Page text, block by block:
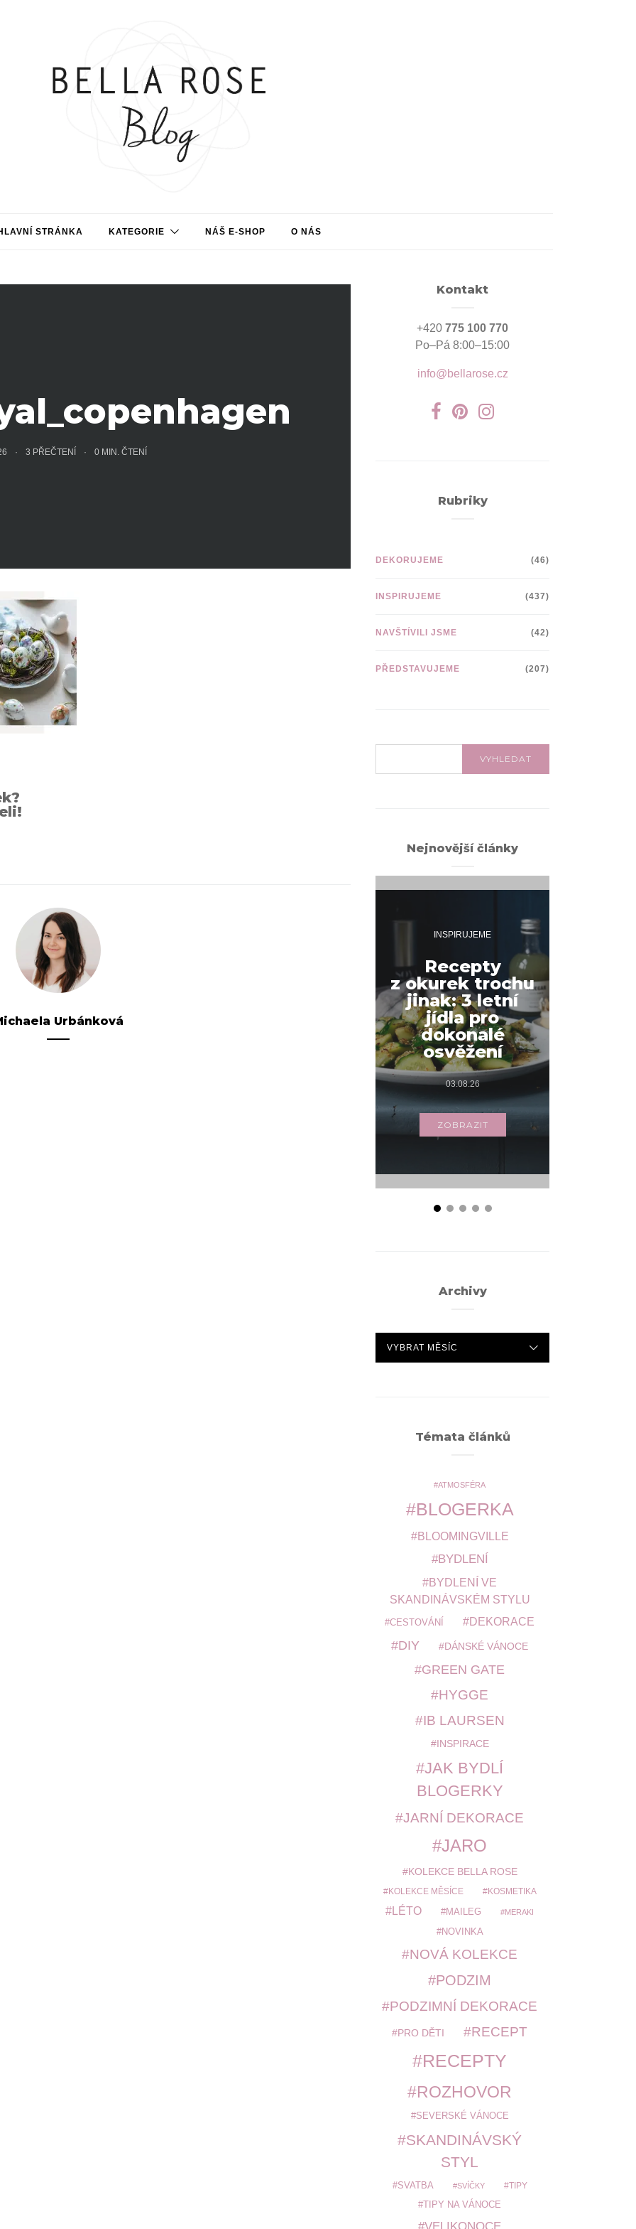
STRÁNKA KATEGORIE NÁŠ E-SHOP O NÁS
3 PŘEČTENÍ 0 MIN. ČTENÍ
Urbánková
Kontakt
+420 775 100 770
Po–Pá 8:00–15:00
info@bellarose.cz
Rubriky
DEKORUJEME (46)
INSPIRUJEME (437)
NAVŠTÍVILI JSME (42)
PŘEDSTAVUJEME (207)
VYHLEDAT
Nejnovější články
INSPIRUJEME
Recepty
z okurek trochu
jinak: 3 letní
jídla pro
dokonalé
osvěžení
03.08.26
ZOBRAZIT
Archivy
Témata článků
ATMOSFÉRA
BLOGERKA
BLOOMINGVILLE
BYDLENÍ
BYDLENÍ VE
SKANDINÁVSKÉM STYLU
CESTOVÁNÍ DEKORACE
DIY DÁNSKÉ VÁNOCE
GREEN GATE
HYGGE
IB LAURSEN
INSPIRACE
JAK BYDLÍ
BLOGERKY
JARNÍ DEKORACE
JARO
KOLEKCE BELLA ROSE
KOLEKCE MĚSÍCE KOSMETIKA
LÉTO MAILEG MERAKI
NOVINKA
NOVÁ KOLEKCE
PODZIM
PODZIMNÍ DEKORACE
PRO DĚTI RECEPT
RECEPTY
ROZHOVOR
SEVERSKÉ VÁNOCE
SKANDINÁVSKÝ
STYL
SVATBA SVÍČKY TIPY
TIPY NA VÁNOCE